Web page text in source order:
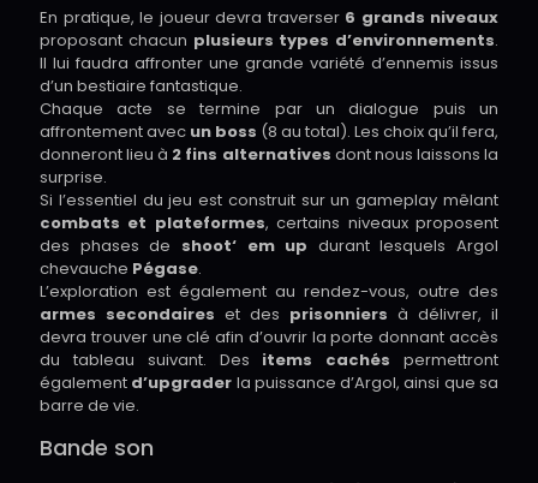
En pratique, le joueur devra traverser 6 grands niveaux
proposant chacun plusieurs types d’environnements.
Il lui faudra affronter une grande variété d’ennemis issus
d’un bestiaire fantastique.
Chaque acte se termine par un dialogue puis un
affrontement avec un boss (8 au total). Les choix qu’il fera,
donneront lieu à 2 fins alternatives dont nous laissons la
surprise.
Si l’essentiel du jeu est construit sur un gameplay mêlant
combats et plateformes, certains niveaux proposent
des phases de shoot‘ em up durant lesquels Argol
chevauche Pégase.
L’exploration est également au rendez-vous, outre des
armes secondaires et des prisonniers à délivrer, il
devra trouver une clé afin d’ouvrir la porte donnant accès
du tableau suivant. Des items cachés permettront
également d’upgrader la puissance d’Argol, ainsi que sa
barre de vie.
Bande son